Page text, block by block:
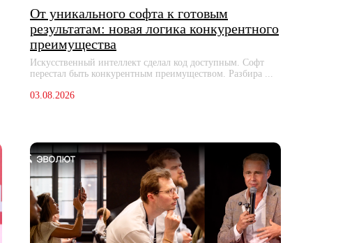
От уникального софта к готовым
результатам: новая логика конкурентного
преимущества
Искусственный интеллект сделал код доступным. Софт
перестал быть конкурентным преимуществом. Разбира ...
03.08.2026